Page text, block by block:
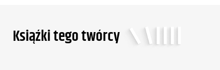
Ksiąźki tego twórcy